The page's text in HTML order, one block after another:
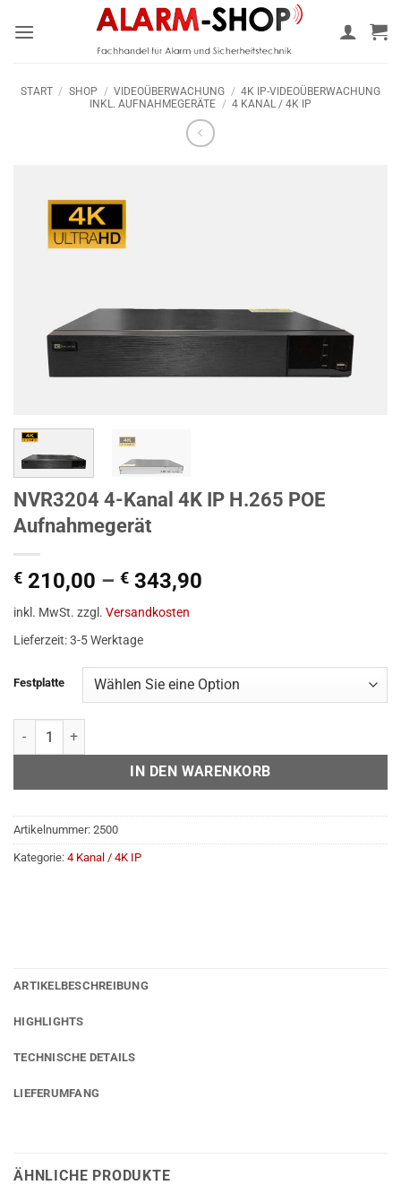
Inhalt
START / SHOP / VIDEOÜBERWACHUNG / 4K IP-VIDEOÜBERWACHUNG
INKL. AUFNAHMEGERÄTE / 4 KANAL / 4K IP
NVR3204 4-Kanal 4K IP H.265 POE
Aufnahmegerät
€ 210,00 – € 343,90
inkl. MwSt. zzgl. Versandkosten
Lieferzeit:3-5 Werktage
Festplatte
NVR3204 4-Kanal 4K IP H.265 POE Aufnahmegerät Menge
IN DEN WARENKORB
Artikelnummer: 2500
Kategorie: 4 Kanal / 4K IP
ARTIKELBESCHREIBUNG
HIGHLIGHTS
TECHNISCHE DETAILS
LIEFERUMFANG
ÄHNLICHE PRODUKTE